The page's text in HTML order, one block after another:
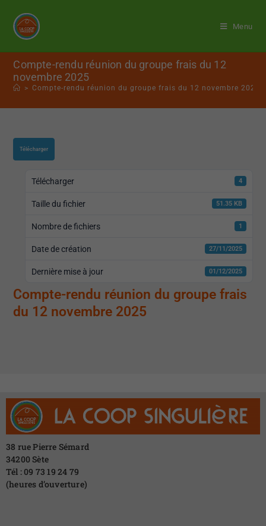
Menu
Compte-rendu réunion du groupe frais du 12
novembre 2025
> Compte-rendu réunion du groupe frais du 12 novembre 2025
Télécharger
Télécharger 4
Taille du fichier 51.35 KB
Nombre de fichiers 1
Date de création 27/11/2025
Dernière mise à jour 01/12/2025
Compte-rendu réunion du groupe frais
du 12 novembre 2025
38 rue Pierre Sémard
34200 Sète
Tél : 09 73 19 24 79
(heures d’ouverture)